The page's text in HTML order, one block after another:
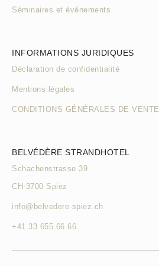
Séminaires et événements
INFORMATIONS JURIDIQUES
Déclaration de confidentialité
Mentions légales
CONDITIONS GÉNÉRALES DE VENTE
BELVÉDÈRE STRANDHOTEL
Schachenstrasse 39
CH-3700 Spiez
info@belvedere-spiez.ch
+41 33 655 66 66